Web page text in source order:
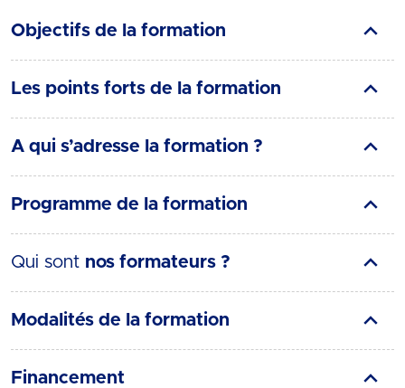
Objectifs de la formation
Les points forts de la formation
A qui s’adresse la formation ?
Programme de la formation
Qui sont nos formateurs ?
Modalités de la formation
Financement